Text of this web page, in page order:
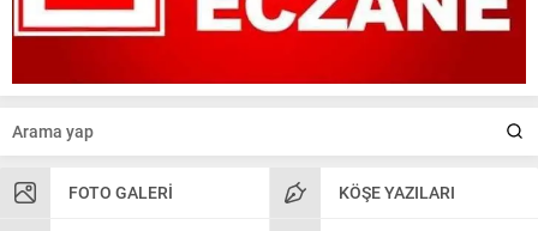
FOTO GALERI KÖŞE YAZILARI